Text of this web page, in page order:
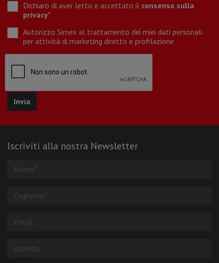
Dichiaro di aver letto e accettato il consenso sulla
privacy*
Autorizzo Simex al trattamento dei miei dati personali
per attività di marketing diretto e profilazione
Iscriviti alla nostra Newsletter